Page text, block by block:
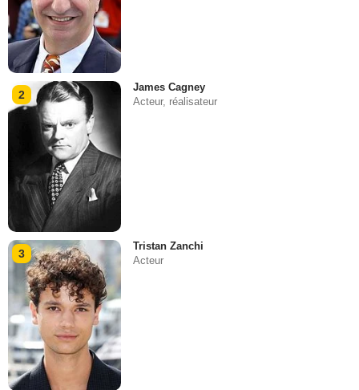
2
James Cagney
Acteur, réalisateur
3
Tristan Zanchi
Acteur